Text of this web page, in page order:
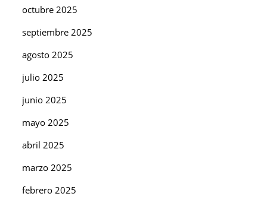
octubre 2025
septiembre 2025
agosto 2025
julio 2025
junio 2025
mayo 2025
abril 2025
marzo 2025
febrero 2025